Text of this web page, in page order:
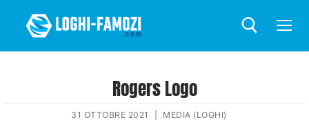
Rogers Logo
31 OTTOBRE 2021 MEDIA (LOGHI)